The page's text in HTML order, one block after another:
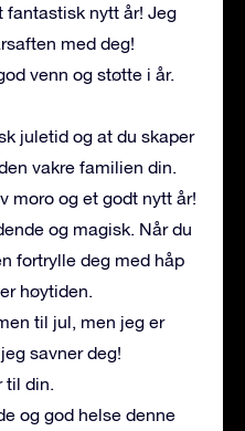
fantastisk nytt år! Jeg
med deg!
venn og støtte i år.
juletid og at du skaper
vakre familien din.
moro og et godt nytt år!
og magisk. Når du
fortrylle deg med håp
høytiden.
til jul, men jeg er
savner deg!
din.
og god helse denne